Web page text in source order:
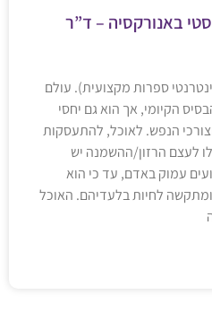
באנורקסיה – ד”ר
ספרות מקצועית). עולם
הקיומי, אך הוא גם יחסי
וצורכי הנפש. לאוכל, להתעסקות
לעצם הרזון/ההשמנה יש
עמוק באדם, עד כי הוא
לחיות בלעדיהם. האוכל